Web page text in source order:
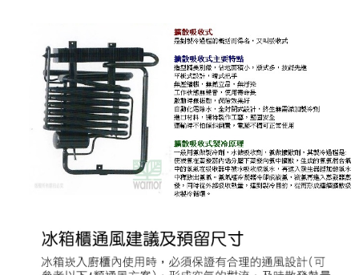
５．嚴禁一人註冊多個帳號或使用他人資訊註冊。若發現惡意使用之情形，
恩沛科技股份有限公司將有權停止該用戶之使用額度並採取法律行動。